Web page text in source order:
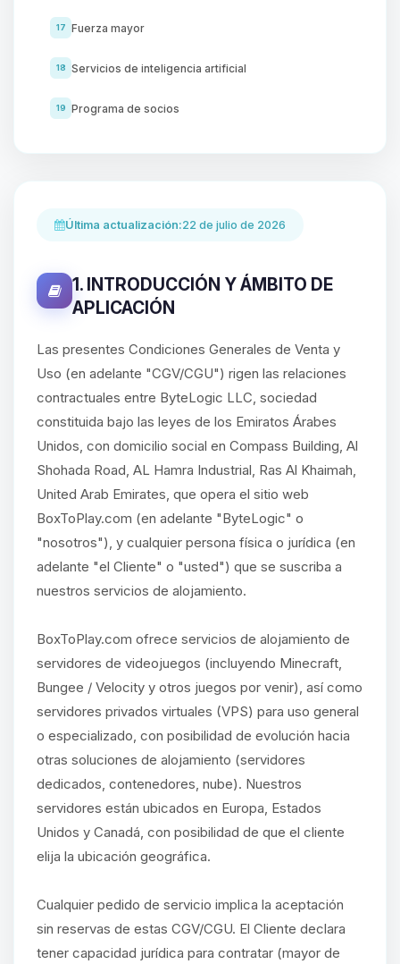
17 Fuerza mayor
18 Servicios de inteligencia artificial
19 Programa de socios
Última actualización:22 de julio de 2026
1. INTRODUCCIÓN Y ÁMBITO DE
APLICACIÓN
Las presentes Condiciones Generales de Venta y
Uso (en adelante "CGV/CGU") rigen las relaciones
contractuales entre ByteLogic LLC, sociedad
constituida bajo las leyes de los Emiratos Árabes
Unidos, con domicilio social en Compass Building, Al
Shohada Road, AL Hamra Industrial, Ras Al Khaimah,
United Arab Emirates, que opera el sitio web
BoxToPlay.com (en adelante "ByteLogic" o
"nosotros"), y cualquier persona física o jurídica (en
adelante "el Cliente" o "usted") que se suscriba a
nuestros servicios de alojamiento.
BoxToPlay.com ofrece servicios de alojamiento de
servidores de videojuegos (incluyendo Minecraft,
Bungee / Velocity y otros juegos por venir), así como
servidores privados virtuales (VPS) para uso general
o especializado, con posibilidad de evolución hacia
otras soluciones de alojamiento (servidores
dedicados, contenedores, nube). Nuestros
servidores están ubicados en Europa, Estados
Unidos y Canadá, con posibilidad de que el cliente
elija la ubicación geográfica.
Cualquier pedido de servicio implica la aceptación
sin reservas de estas CGV/CGU. El Cliente declara
tener capacidad jurídica para contratar (mayor de